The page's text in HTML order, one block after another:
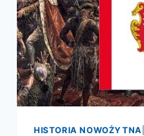
HISTORIA NOWOŻYTNA